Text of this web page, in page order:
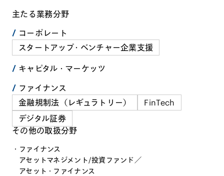
主たる業務分野
コーポレート
スタートアップ・ベンチャー企業支援
キャピタル・マーケッツ
ファイナンス
金融規制法（レギュラトリー）
FinTech
デジタル証券
その他の取扱分野
ファイナンス
アセットマネジメント/投資ファンド／
アセット・ファイナンス